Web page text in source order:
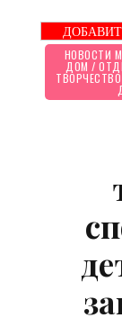
НОВОСТИ
ДОМ /
ТВОРЧЕСТВО